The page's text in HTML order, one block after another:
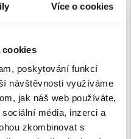
Více o cookies
cookies
poskytování funkcí
návštěvnosti využíváme
jak náš web používáte,
média, inzerci a
zkombinovat s
zrcadlo Interno - 50x70 cm
Skladem
2 490 Kč
DO KOŠÍKU